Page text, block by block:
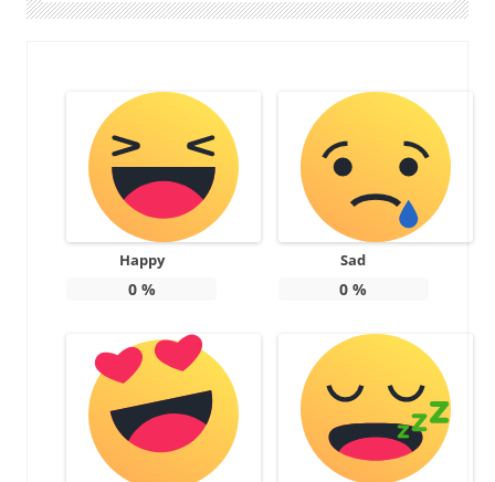
Happy
0%
Sad
0 %